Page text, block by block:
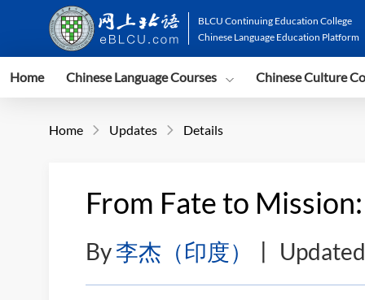
BLCU Continuing Education College
Chinese Language Education Platform
Home Chinese Language Courses Chinese Culture
Home  Updates  Details
From Fate to
By李杰（印度）